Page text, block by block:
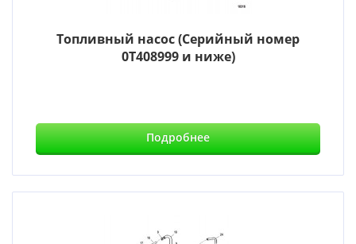
Топливный насос (Серийный номер
0T408999 и ниже)
Подробнее